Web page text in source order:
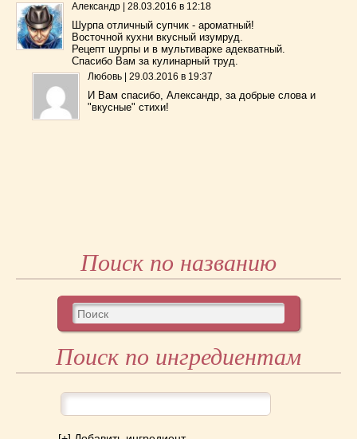
Александр 28.03.2016 в 12:18
Шурпа отличный супчик - ароматный!
Восточной кухни вкусный изумруд.
Рецепт шурпы и в мультиварке адекватный.
Спасибо Вам за кулинарный труд.
Любовь 29.03.2016 в 19:37
И Вам спасибо, Александр, за добрые слова и
"вкусные" стихи!
Поиск по названию
Поиск по ингредиентам